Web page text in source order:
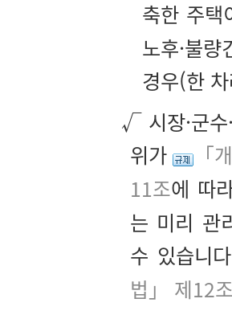
축한 주
노후·불
경우(한
√ 시장·군
위가
「
11조에 따
는 미리 관
수 있습니
법」 제12